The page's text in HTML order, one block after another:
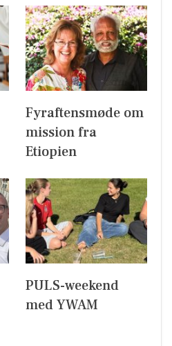
Fyraftensmøde om
mission fra
Etiopien
PULS-weekend
med YWAM